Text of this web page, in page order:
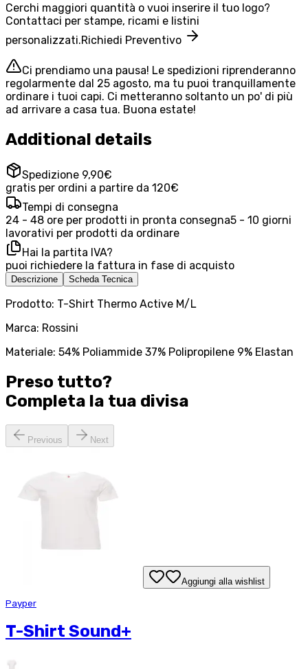
Cerchi maggiori quantità o vuoi inserire il tuo logo?
Contattaci per stampe, ricami e listini
personalizzati.Richiedi Preventivo
Ci prendiamo una pausa! Le spedizioni riprenderanno
regolarmente dal 25 agosto, ma tu puoi tranquillamente
ordinare i tuoi capi. Ci metteranno soltanto un po' di più
ad arrivare a casa tua. Buona estate!
Additional details
Spedizione 9,90€
gratis per ordini a partire da 120€
Tempi di consegna
24 - 48 ore per prodotti in pronta consegna5 - 10 giorni
lavorativi per prodotti da ordinare
Hai la partita IVA?
puoi richiedere la fattura in fase di acquisto
Descrizione Scheda Tecnica
Prodotto: T-Shirt Thermo Active M/L
Marca: Rossini
Materiale: 54% Poliammide 37% Polipropilene 9% Elastan
Preso tutto?
Completa la tua divisa
Previous Next
Aggiungi alla wishlist
Payper
T-Shirt Sound+